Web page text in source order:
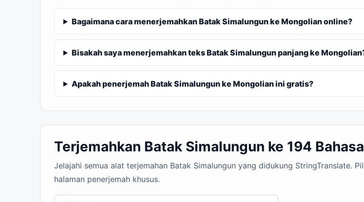
Bagaimana cara menerjemahkan Batak Simalungun ke Mongolian online?
Bisakah saya menerjemahkan teks Batak Simalungun panjang ke
Apakah penerjemah Batak Simalungun ke Mongolian ini gratis?
Terjemahkan Batak Simalungun ke 194 Bahasa
Jelajahi semua alat terjemahan Batak Simalungun yang didukung StringTranslate.
halaman penerjemah khusus.